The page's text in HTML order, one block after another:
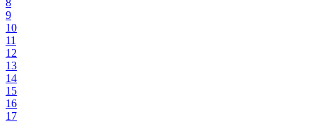
8
9
10
11
12
13
14
15
16
17